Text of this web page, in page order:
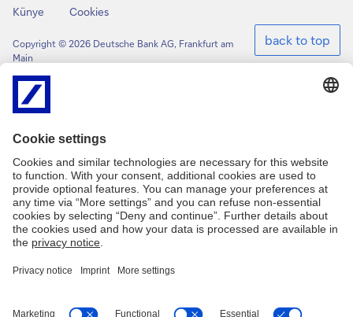
Künye Cookies
back to top
Copyright © 2026 Deutsche Bank AG, Frankfurt am
Main